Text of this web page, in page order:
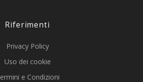
Riferimenti
Privacy Policy
Uso dei cookie
e Condizioni